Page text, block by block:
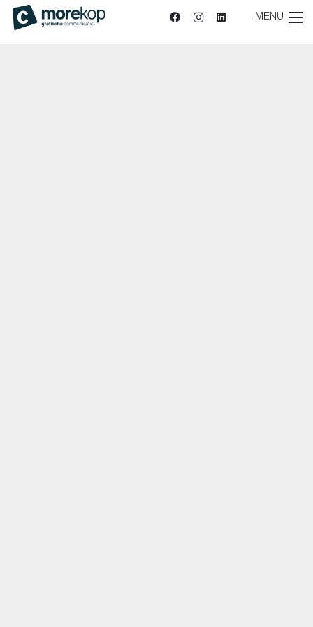
MENU
Sitemap|Privacy| reCAPTCHA Privacy Policy en voorwaarden